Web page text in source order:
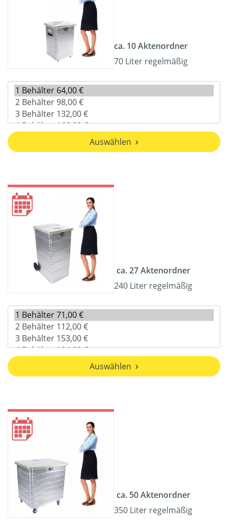
ca. 10 Aktenordner
70 Liter regelmäßig
Auswählen
ca. 27 Aktenordner
240 Liter regelmäßig
Auswählen
ca. 50 Aktenordner
350 Liter regelmäßig